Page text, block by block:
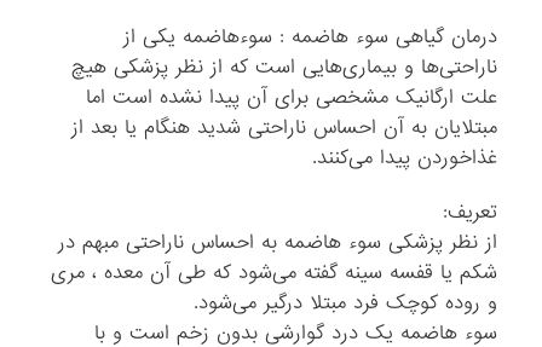
درمان گیاهی سوء هاضمه : سوءهاضمه یکی از
ناراحتی‌ها و بیماری‌هایی است که از نظر پزشکی هیچ
علت ارگانیک مشخصی برای آن پیدا نشده است اما
مبتلایان به آن احساس ناراحتی شدید هنگام یا بعد از
غذاخوردن پیدا می‌کنند.
تعریف:
از نظر پزشکی سوء هاضمه به احساس ناراحتی مبهم در
شکم یا قفسه سینه گفته می‌شود که طی آن معده ، مری
و روده کوچک فرد مبتلا درگیر می‌شود.
سوء هاضمه یک درد گوارشی بدون زخم است و با